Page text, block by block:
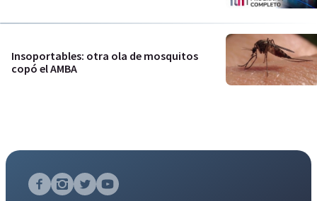
Insoportables: otra ola de mosquitos
copó el AMBA